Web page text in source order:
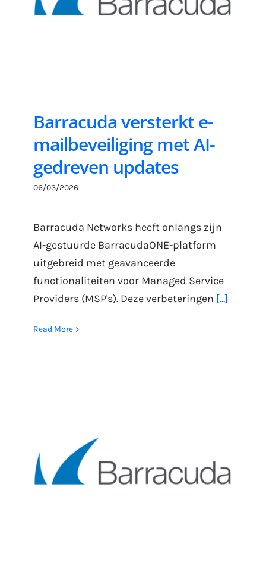
Barracuda versterkt e-
mailbeveiliging met AI-
gedreven updates
06/03/2026
Barracuda Networks heeft onlangs zijn
AI-gestuurde BarracudaONE-platform
uitgebreid met geavanceerde
functionaliteiten voor Managed Service
Providers (MSP's). Deze verbeteringen [...]
Read More